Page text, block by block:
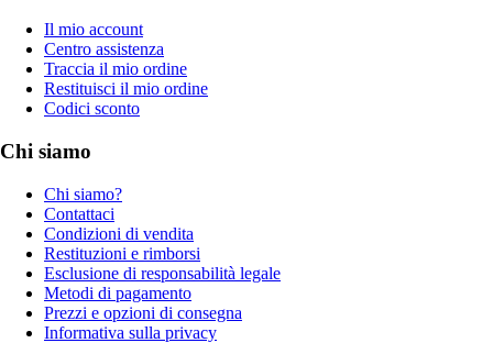
Il mio account
Centro assistenza
Traccia il mio ordine
Restituisci il mio ordine
Codici sconto
Chi siamo
Chi siamo?
Contattaci
Condizioni di vendita
Restituzioni e rimborsi
Esclusione di responsabilità legale
Metodi di pagamento
Prezzi e opzioni di consegna
Informativa sulla privacy